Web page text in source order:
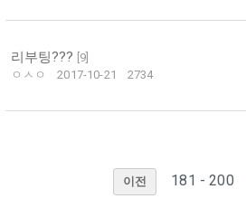
리부팅??? 9
ㅇㅅㅇ
2017-10-21 2734
이전 181 - 200